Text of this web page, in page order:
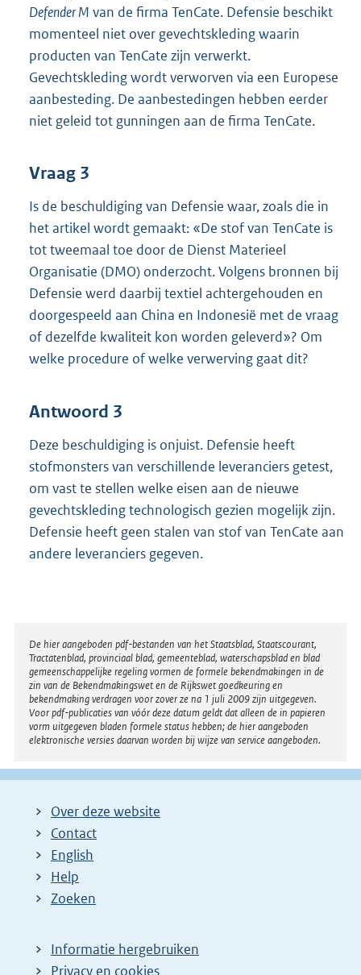
Defender M van de firma TenCate. Defensie beschikt
momenteel niet over gevechtskleding waarin
producten van TenCate zijn verwerkt.
Gevechtskleding wordt verworven via een Europese
aanbesteding. De aanbestedingen hebben eerder
niet geleid tot gunningen aan de firma TenCate.
Vraag 3
Is de beschuldiging van Defensie waar, zoals die in
het artikel wordt gemaakt: «De stof van TenCate is
tot tweemaal toe door de Dienst Materieel
Organisatie (DMO) onderzocht. Volgens bronnen bij
Defensie werd daarbij textiel achtergehouden en
doorgespeeld aan China en Indonesië met de vraag
of dezelfde kwaliteit kon worden geleverd»? Om
welke procedure of welke verwerving gaat dit?
Antwoord 3
Deze beschuldiging is onjuist. Defensie heeft
stofmonsters van verschillende leveranciers getest,
om vast te stellen welke eisen aan de nieuwe
gevechtskleding technologisch gezien mogelijk zijn.
Defensie heeft geen stalen van stof van TenCate aan
andere leveranciers gegeven.
Disclaimer
De hier aangeboden pdf-bestanden van het Staatsblad, Staatscourant,
Tractatenblad, provinciaal blad, gemeenteblad, waterschapsblad en blad
gemeenschappelijke regeling vormen de formele bekendmakingen in de
zin van de Bekendmakingswet en de Rijkswet goedkeuring en
bekendmaking verdragen voor zover ze na 1 juli 2009 zijn uitgegeven.
Voor pdf-publicaties van vóór deze datum geldt dat alleen de in papieren
vorm uitgegeven bladen formele status hebben; de hier aangeboden
elektronische versies daarvan worden bij wijze van service aangeboden.
Over deze website
Contact
English
Help
Zoeken
Informatie hergebruiken
Privacy en cookies